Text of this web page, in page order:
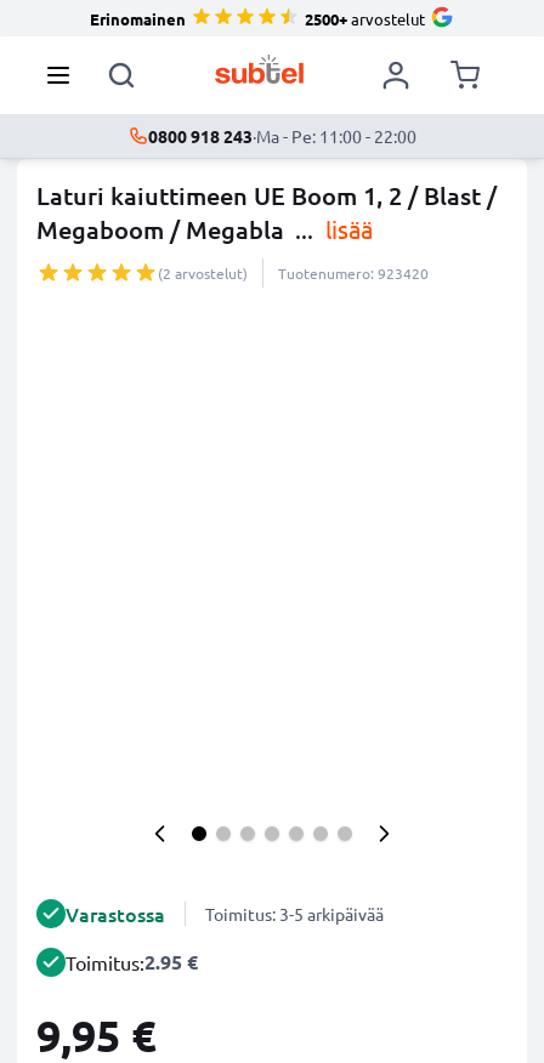
Erinomainen 2500+arvostelut
0800 918 243·Ma - Pe: 11:00 - 22:00
Laturi kaiuttimeen UE Boom 1, 2 / Blast /
Megaboom / Megabla ... lisää
(2 arvostelut) Tuotenumero: 923420
Varastossa Toimitus: 3-5 arkipäivää
Toimitus:2.95 €
9,95 €